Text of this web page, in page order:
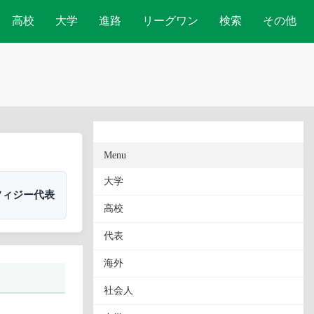
高校 大学 進路 リーグワン 検索 その他
ィジー代表
Menu
大学
高校
代表
海外
社会人